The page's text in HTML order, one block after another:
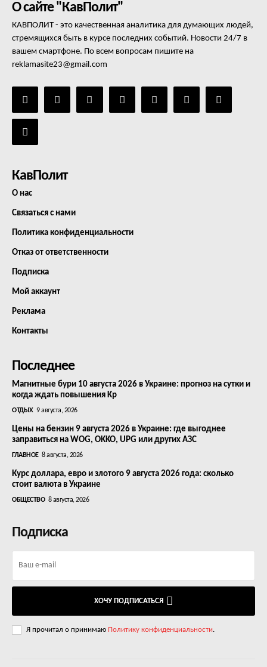
О сайте "КавПолит"
КАВПОЛИТ - это качественная аналитика для думающих людей,
стремящихся быть в курсе последних событий. Новости 24/7 в
вашем смартфоне. По всем вопросам пишите на
reklamasite23@gmail.com
КавПолит
О нас
Связаться с нами
Политика конфиденциальности
Отказ от ответственности
Подписка
Мой аккаунт
Реклама
Контакты
Последнее
Магнитные бури 10 августа 2026 в Украине: прогноз на сутки и
когда ждать повышения Kp
ОТДЫХ 9 августа, 2026
Цены на бензин 9 августа 2026 в Украине: где выгоднее
заправиться на WOG, OKKO, UPG или других АЗС
ГЛАВНОЕ 8 августа, 2026
Курс доллара, евро и злотого 9 августа 2026 года: сколько
стоит валюта в Украине
ОБЩЕСТВО 8 августа, 2026
Подписка
ХОЧУ ПОДПИСАТЬСЯ
Я прочитал о принимаю Политику конфиденциальности.